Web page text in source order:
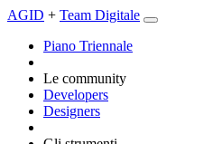
AGID + Team Digitale
Piano Triennale
Le community
Developers
Designers